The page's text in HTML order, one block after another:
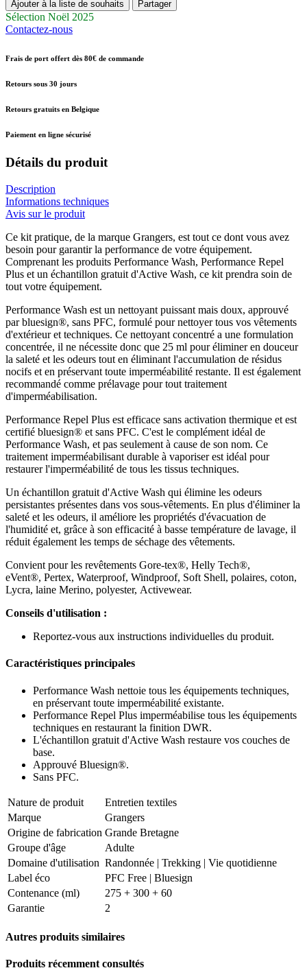
Ajouter à la liste de souhaits Partager
Sélection Noël 2025
Contactez-nous
Frais de port offert dès 80€ de commande
Retours sous 30 jours
Retours gratuits en Belgique
Paiement en ligne sécurisé
Détails du produit
Description
Informations techniques
Avis sur le produit
Ce kit pratique, de la marque Grangers, est tout ce dont vous avez
besoin pour garantir la performance de votre équipement.
Comprenant les produits Performance Wash, Performance Repel
Plus et un échantillon gratuit d'Active Wash, ce kit prendra soin de
tout votre équipement.
Performance Wash est un nettoyant puissant mais doux, approuvé
par bluesign®, sans PFC, formulé pour nettoyer tous vos vêtements
d'extérieur et techniques. Ce nettoyant concentré a une formulation
concentrée, il ne nécessite donc que 25 ml pour éliminer en douceur
la saleté et les odeurs tout en éliminant l'accumulation de résidus
nocifs et en préservant toute imperméabilité restante. Il est également
recommandé comme prélavage pour tout traitement
d'imperméabilisation.
Performance Repel Plus est efficace sans activation thermique et est
certifié bluesign® et sans PFC. C'est le complément idéal de
Performance Wash, et pas seulement à cause de son nom. Ce
traitement imperméabilisant durable à vaporiser est idéal pour
restaurer l'imperméabilité de tous les tissus techniques.
Un échantillon gratuit d'Active Wash qui élimine les odeurs
persistantes présentes dans vos sous-vêtements. En plus d'éliminer la
saleté et les odeurs, il améliore les propriétés d'évacuation de
l'humidité et, grâce à son efficacité à basse température de lavage, il
réduit également les temps de séchage des vêtements.
Convient pour les revêtements Gore-tex®, Helly Tech®,
eVent®, Pertex, Waterproof, Windproof, Soft Shell, polaires, coton,
Lycra, laine Merino, polyester, Activewear.
Conseils d'utilisation :
Reportez-vous aux instructions individuelles du produit.
Caractéristiques principales
Performance Wash nettoie tous les équipements techniques,
en préservant toute imperméabilité existante.
Performance Repel Plus imperméabilise tous les équipements
techniques en restaurant la finition DWR.
L'échantillon gratuit d'Active Wash restaure vos couches de
base.
Approuvé Bluesign®.
Sans PFC.
Nature de produit
Entretien textiles
Marque
Grangers
Origine de fabrication Grande Bretagne
Groupe d'âge
Adulte
Domaine d'utilisation Randonnée | Trekking | Vie quotidienne
Label éco
PFC Free | Bluesign
Contenance (ml)
275 + 300 + 60
Garantie
2
Autres produits similaires
Produits récemment consultés